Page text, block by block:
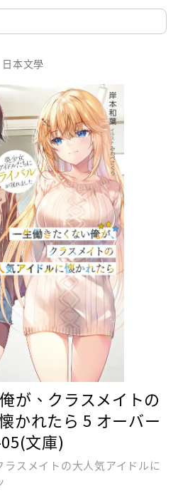
日本文學
が、クラスメイトの
かれたら 5 オーバー
文庫)
スメイトの大人気アイドルに